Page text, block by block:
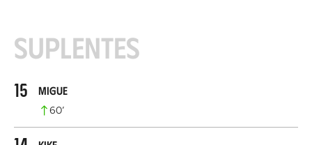
Suplentes
15 Migue
60’